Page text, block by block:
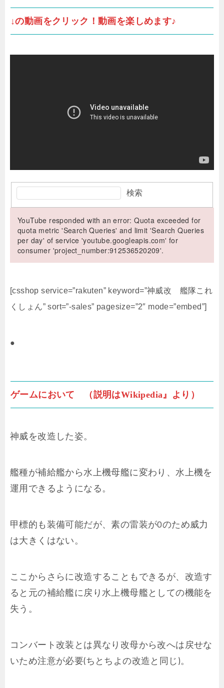
↓の動画をクリック！動画を楽しめます♪
検索
YouTube responded with an error: Quota exceeded for
quota metric 'Search Queries' and limit 'Search Queries
per day' of service 'youtube.googleapis.com' for
consumer 'project_number:912536520209'.
[csshop service=”rakuten” keyword=”神威改 艦隊これ
くしょん” sort=”-sales” pagesize=”2″ mode=”embed”]
●
ゲームにおいて （説明はWikipedia』より）
神威を改造した姿。
艦種が補給艦から水上機母艦に変わり、水上機を
運用できるようになる。
甲標的も装備可能だが、素の雷装が0のため威力
は大きくはない。
ここからさらに改造することもできるが、改造す
ると元の補給艦に戻り水上機母艦としての機能を
失う。
コンバート改装とは異なり改母から改へは戻せな
いため注意が必要(ちとちよの改造と同じ)。